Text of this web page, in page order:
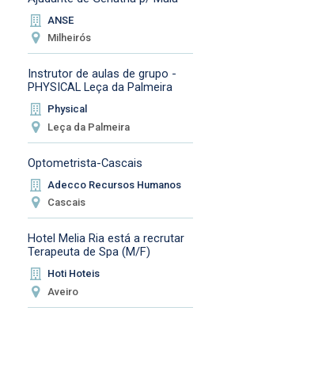
ANSE
Milheirós
Instrutor de aulas de grupo -
PHYSICAL Leça da Palmeira
Physical
Leça da Palmeira
Optometrista-Cascais
Adecco Recursos Humanos
Cascais
Hotel Melia Ria está a recrutar
Terapeuta de Spa (M/F)
Hoti Hoteis
Aveiro